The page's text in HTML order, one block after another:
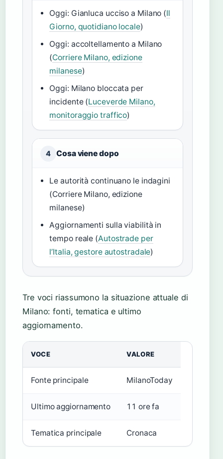
Oggi: Gianluca ucciso a Milano (Il
Giorno, quotidiano locale)
Oggi: accoltellamento a Milano
(Corriere Milano, edizione
milanese)
Oggi: Milano bloccata per
incidente (Luceverde Milano,
monitoraggio traffico)
4 Cosa viene dopo
Le autorità continuano le indagini
(Corriere Milano, edizione
milanese)
Aggiornamenti sulla viabilità in
tempo reale (Autostrade per
l’Italia, gestore autostradale)
Tre voci riassumono la situazione attuale di
Milano: fonti, tematica e ultimo
aggiornamento.
VOCE VALORE
Fonte principale MilanoToday
Ultimo aggiornamento 11 ore fa
Tematica principale Cronaca